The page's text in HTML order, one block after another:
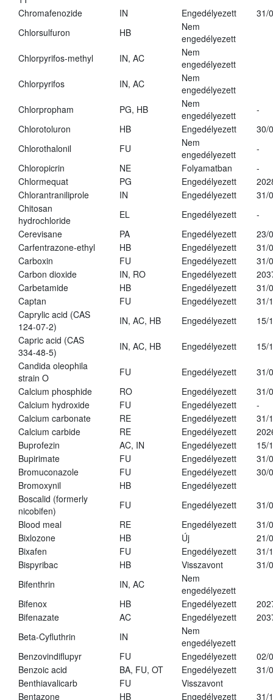
Chromafenozide IN Engedélyezett
31/
Chlorsulfuron
HB
Nem
engedélyezett
Chlorpyrifos-methyl
IN, AC
Nem
engedélyezett
Chlorpyrifos
IN, AC
Nem
engedélyezett
Chlorpropham
PG, HB
Nem
engedélyezett
-
Chlorotoluron
HB Engedélyezett
30/
Chlorothalonil
FU
Nem
engedélyezett
-
Chloropicrin
NE Folyamatban
-
Chlormequat
PG Engedélyezett
Chlorantraniliprole
IN Engedélyezett
31/
Chitosan
hydrochloride
EL Engedélyezett
-
Cerevisane
PA Engedélyezett
23/
Carfentrazone-ethyl
HB Engedélyezett
31/
Carboxin
FU Engedélyezett
31/
Carbon dioxide
IN, RO Engedélyezett
Carbetamide
HB Engedélyezett
31/
Captan
FU Engedélyezett
31/
Caprylic acid (CAS
124-07-2)
IN, AC, HB Engedélyezett
15/
Capric acid (CAS
334-48-5)
IN, AC, HB Engedélyezett
15/
Candida oleophila
strain O
FU Engedélyezett
31/
Calcium phosphide
RO Engedélyezett
31/
Calcium hydroxide
FU Engedélyezett
-
Calcium carbonate
RE Engedélyezett
31/
Calcium carbide
RE Engedélyezett
Buprofezin
AC, IN Engedélyezett
15/
Bupirimate
FU Engedélyezett
31/
Bromuconazole
FU Engedélyezett
30/
Bromoxynil
HB
Engedélyezett
Boscalid (formerly
nicobifen)
FU Engedélyezett
31/
Blood meal
RE Engedélyezett
31/
Bixlozone
HB Új
21/
Bixafen
FU Engedélyezett
31/
Bispyribac
HB Visszavont
31/
Bifenthrin
IN, AC
Nem
engedélyezett
Bifenox
HB Engedélyezett
Bifenazate
AC Engedélyezett
Beta-Cyfluthrin
IN
Nem
engedélyezett
Benzovindiflupyr
FU Engedélyezett
02/
Benzoic acid
BA, FU, OT Engedélyezett
31/
Benthiavalicarb
FU
Visszavont
Bentazone
HB Engedélyezett 31/